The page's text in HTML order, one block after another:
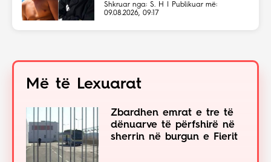
Shkruar nga: S. H | Publikuar më:
09.08.2026, 09:17
Më të Lexuarat
Zbardhen emrat e tre të
dënuarve të përfshirë në
sherrin në burgun e Fierit